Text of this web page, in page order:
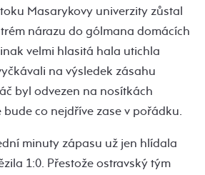
Masarykovy univerzity zůstal
nárazu do gólmana domácích
velmi hlasitá hala utichla
na výsledek zásahu
byl odvezen na nosítkách
co nejdříve zase v pořádku.
minuty zápasu už jen hlídala
1:0. Přestože ostravský tým